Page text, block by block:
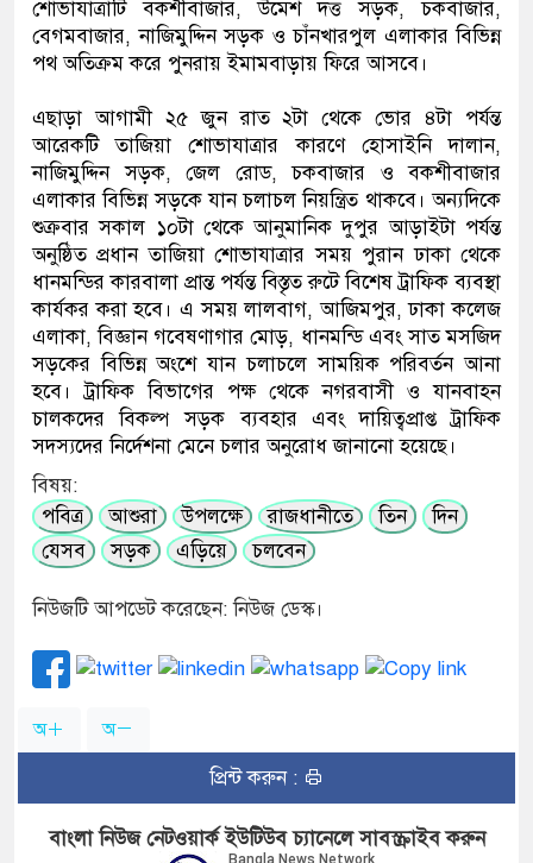
শোভাযাত্রাটি বকশীবাজার, উমেশ দত্ত সড়ক, চকবাজার,
বেগমবাজার, নাজিমুদ্দিন সড়ক ও চাঁনখারপুল এলাকার বিভিন্ন
পথ অতিক্রম করে পুনরায় ইমামবাড়ায় ফিরে আসবে।
এছাড়া আগামী ২৫ জুন রাত ২টা থেকে ভোর ৪টা পর্যন্ত
আরেকটি তাজিয়া শোভাযাত্রার কারণে হোসাইনি দালান,
নাজিমুদ্দিন সড়ক, জেল রোড, চকবাজার ও বকশীবাজার
এলাকার বিভিন্ন সড়কে যান চলাচল নিয়ন্ত্রিত থাকবে। অন্যদিকে
শুক্রবার সকাল ১০টা থেকে আনুমানিক দুপুর আড়াইটা পর্যন্ত
অনুষ্ঠিত প্রধান তাজিয়া শোভাযাত্রার সময় পুরান ঢাকা থেকে
ধানমন্ডির কারবালা প্রান্ত পর্যন্ত বিস্তৃত রুটে বিশেষ ট্রাফিক ব্যবস্থা
কার্যকর করা হবে। এ সময় লালবাগ, আজিমপুর, ঢাকা কলেজ
এলাকা, বিজ্ঞান গবেষণাগার মোড়, ধানমন্ডি এবং সাত মসজিদ
সড়কের বিভিন্ন অংশে যান চলাচলে সাময়িক পরিবর্তন আনা
হবে। ট্রাফিক বিভাগের পক্ষ থেকে নগরবাসী ও যানবাহন
চালকদের বিকল্প সড়ক ব্যবহার এবং দায়িত্বপ্রাপ্ত ট্রাফিক
সদস্যদের নির্দেশনা মেনে চলার অনুরোধ জানানো হয়েছে।
বিষয়:
পবিত্র
আশুরা উপলক্ষে রাজধানীতে তিন
দিন
যেসব
সড়ক এড়িয়ে চলবেন
নিউজটি আপডেট করেছেন: নিউজ ডেস্ক।
অ অ
প্রিন্ট করুন :
বাংলা নিউজ নেটওয়ার্ক ইউটিউব চ্যানেলে সাবস্ক্রাইব করুন